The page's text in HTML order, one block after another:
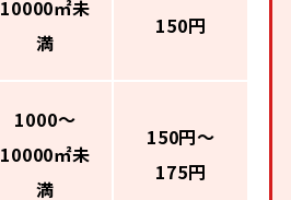
10000㎡未
満
150円
1000～
10000㎡未
満
150円～
175円